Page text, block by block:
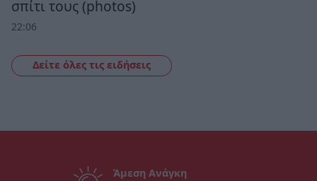
σπίτι τους (photos)
22:06
Δείτε όλες τις ειδήσεις
Άμεση Ανάγκη